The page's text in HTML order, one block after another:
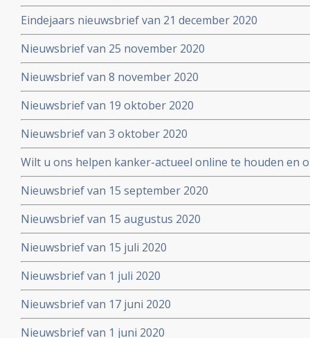
Eindejaars nieuwsbrief van 21 december 2020
Nieuwsbrief van 25 november 2020
Nieuwsbrief van 8 november 2020
Nieuwsbrief van 19 oktober 2020
Nieuwsbrief van 3 oktober 2020
Wilt u ons helpen kanker-actueel online te houden en
extra donatie aub?
Nieuwsbrief van 15 september 2020
Nieuwsbrief van 15 augustus 2020
Nieuwsbrief van 15 juli 2020
Nieuwsbrief van 1 juli 2020
Nieuwsbrief van 17 juni 2020
Nieuwsbrief van 1 juni 2020